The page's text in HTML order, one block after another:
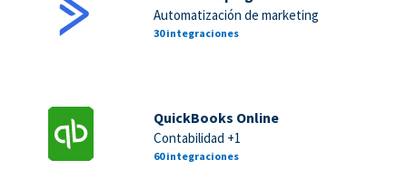
Automatización de marketing
30 integraciones
QuickBooks Online
Contabilidad +1
60 integraciones